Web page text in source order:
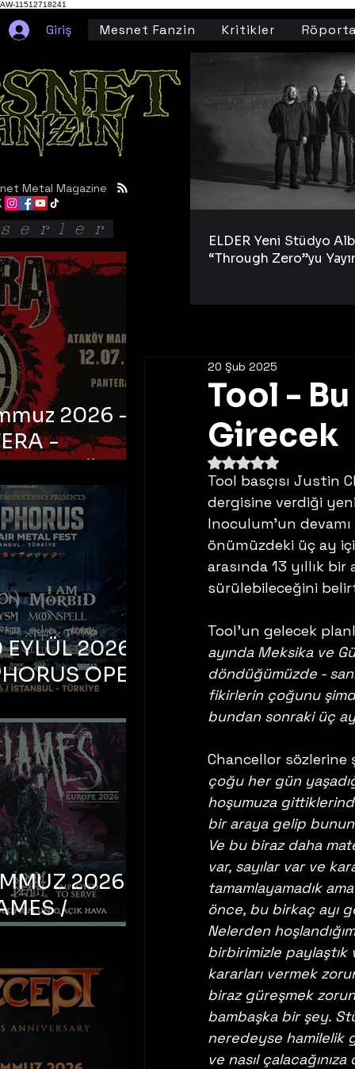
AW-11512718241
Giriş Mesnet Fanzin Kritikler
Tool -
Girecek
20 Şub 2025
5 üzerinden NaN yıldız
Tool basçısı Justin
dergisine verdiği
Inoculum'un
önümüzdeki üç ay
arasında 13 yıllık
sürülebileceğini
Tool'un gelecek
ayında Meksika ve
döndüğümüzde -
fikirlerin çoğunu
bundan sonraki üç
Chancellor sözlerine
çoğu her gün
hoşumuza
bir araya gelip bunun
Ve bu biraz daha
var, sayılar var ve
tamamlayamadık
önce, bu birkaç ayı
Nelerden
birbirimizle paylaştık
kararları vermek
biraz güreşmek
bambaşka bir şey.
neredeyse hamilelik
ve nasıl
Metal Magazine
ELDER Yeni Stüdyo
“Through Zero”yu
2026 -
-
Ataköy
Arena
2026 –
OPEN
FEST
2026 –
/
DEATH /
– İstanbul,
Uniq